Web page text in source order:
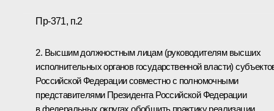
Пр-371, п.2
2. Высшим должностным лицам (руководителям высших
исполнительных органов государственной власти)
Российской Федерации совместно с полномочными
представителями Президента Российской Федерации
в федеральных округах обобщить практику реализации